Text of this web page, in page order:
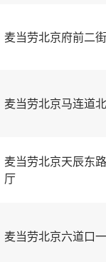
麦当劳北京府前二
麦当劳北京马连道
麦当劳北京天辰东
厅
麦当劳北京六道口